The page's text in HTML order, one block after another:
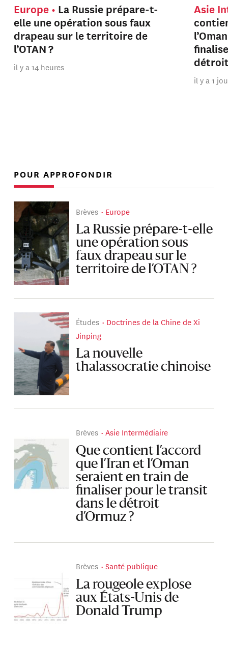
Europe
La Russie prépare-t-
elle une opération sous faux
drapeau sur le territoire de
l’OTAN ?
il y a 14 heures
Asie
il y a 1
POUR APPROFONDIR
Brèves Europe
La Russie prépare-t-elle
une opération sous
faux drapeau sur le
territoire de l’OTAN ?
Études
Doctrines de la Chine de Xi
Jinping
La nouvelle
thalassocratie chinoise
Brèves Asie Intermédiaire
Que contient l’accord
que l’Iran et l’Oman
seraient en train de
finaliser pour le transit
dans le détroit
d’Ormuz ?
Brèves Santé publique
La rougeole explose
aux États-Unis de
Donald Trump